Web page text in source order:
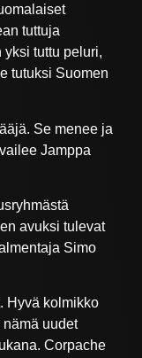
tuttuja
tuttu peluri,
tutuksi Suomen
Se menee ja
Jamppa
avuksi tulevat
Simo
Hyvä kolmikko
uudet
Corpache